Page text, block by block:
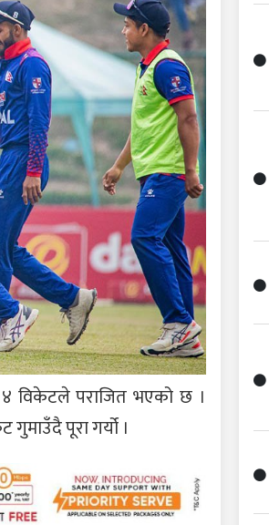
४ विकेटले पराजित भएको छ ।
पूरा गर्यो ।